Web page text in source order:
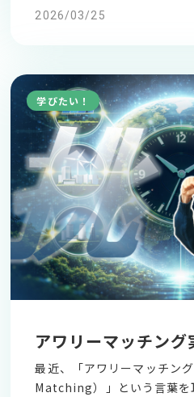
2026/03/25
学びたい！
アワリーマッチン
最近、「アワリーマッチン
Matching）」という言葉を